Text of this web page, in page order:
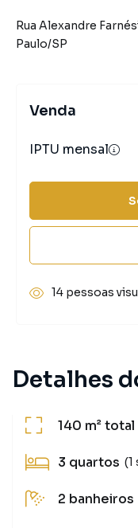
Detalhes
140 m²total
3 quartos (1
2 banheiros
Rua Alexandre
Paulo/SP
Venda
IPTU mensal
14 pessoas